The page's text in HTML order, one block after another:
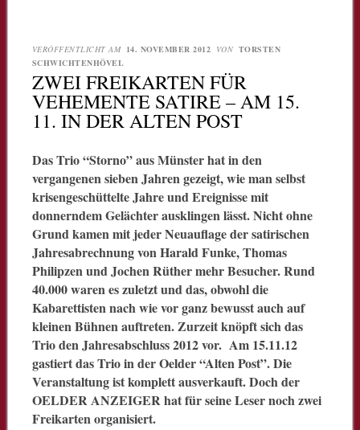
VERÖFFENTLICHT AM 14. NOVEMBER 2012 VON TORSTEN
SCHWICHTENHÖVEL
ZWEI FREIKARTEN FÜR
VEHEMENTE SATIRE – AM 15.
11. IN DER ALTEN POST
Das Trio “Storno” aus Münster hat in den
vergangenen sieben Jahren gezeigt, wie man selbst
krisengeschüttelte Jahre und Ereignisse mit
donnerndem Gelächter ausklingen lässt. Nicht ohne
Grund kamen mit jeder Neuauflage der satirischen
Jahresabrechnung von Harald Funke, Thomas
Philipzen und Jochen Rüther mehr Besucher. Rund
40.000 waren es zuletzt und das, obwohl die
Kabarettisten nach wie vor ganz bewusst auch auf
kleinen Bühnen auftreten. Zurzeit knöpft sich das
Trio den Jahresabschluss 2012 vor. Am 15.11.12
gastiert das Trio in der Oelder “Alten Post”. Die
Veranstaltung ist komplett ausverkauft. Doch der
OELDER ANZEIGER hat für seine Leser noch zwei
Freikarten organisiert.